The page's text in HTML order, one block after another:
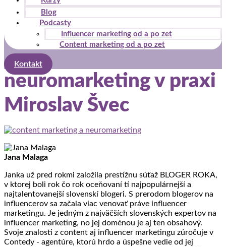
Blog
Podcasty
Influencer marketing od a po zet
Content marketing od a po zet
Kontakt
neuromarketing v praxi
Miroslav Švec
Jana Malaga
Janka už pred rokmi založila prestížnu súťaž BLOGER ROKA,
v ktorej boli rok čo rok oceňovaní tí najpopulárnejší a
najtalentovanejší slovenskí blogeri. S prerodom blogerov na
influencerov sa začala viac venovať práve influencer
marketingu. Je jedným z najväčších slovenských expertov na
influencer marketing, no jej doménou je aj ten obsahový.
Svoje znalosti z content aj influencer marketingu zúročuje v
Contedy - agentúre, ktorú hrdo a úspešne vedie od jej